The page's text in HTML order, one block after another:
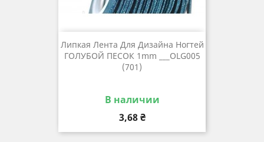
Липкая Лента Для Дизайна Ногтей
ГОЛУБОЙ ПЕСОК 1mm ___OLG005
(701)
В наличии
Цена
3,68 ₴